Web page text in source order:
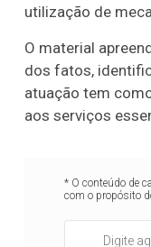
utilização de
O material
dos fatos,
atuação tem
aos serviços
* O conteúdo de
com o propósito